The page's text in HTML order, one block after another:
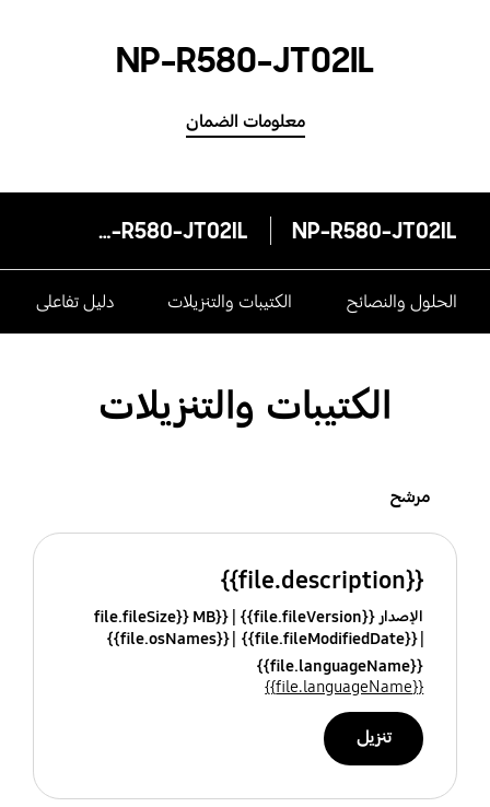
NP-R580-JT02IL
معلومات الضمان
NP-R580-JT02IL
NP-R580-JT02IL
الحلول والنصائح الكتيبات والتنزيلات دليل تفاعلى
الكتيبات والتنزيلات
مرشح
{{file.description}}
الإصدار {{file.fileVersion}}
{{file.fileSize}} MB
{{file.fileModifiedDate}}
{{file.osNames}}
{{file.languageName}}
{{file.languageName}}
تنزيل